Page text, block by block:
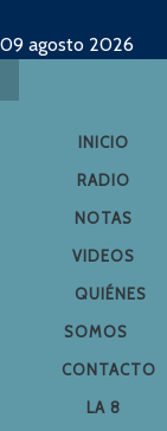
09 agosto 2026
INICIO
RADIO
NOTAS
VIDEOS
QUIÉNES
SOMOS
CONTACTO
LA 8